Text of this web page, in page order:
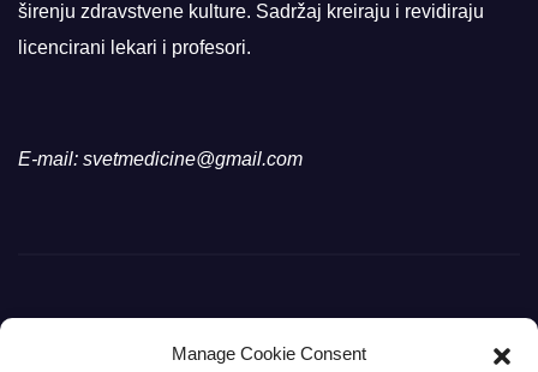
Manage Cookie Consent
širenju zdravstvene kulture. Sadržaj kreiraju i revidiraju
licencirani lekari i profesori.
E-mail: svetmedicine@gmail.com